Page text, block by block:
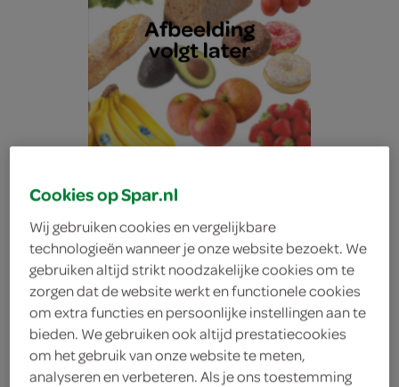
Lokale Bakker mini
rozijnenbol 6 stuks
Lokale Bakker
Cookies op Spar.nl
Wij gebruiken cookies en vergelijkbare
technologieën wanneer je onze website bezoekt. We
gebruiken altijd strikt noodzakelijke cookies om te
zorgen dat de website werkt en functionele cookies
om extra functies en persoonlijke instellingen aan te
bieden. We gebruiken ook altijd prestatiecookies
om het gebruik van onze website te meten,
analyseren en verbeteren. Als je ons toestemming